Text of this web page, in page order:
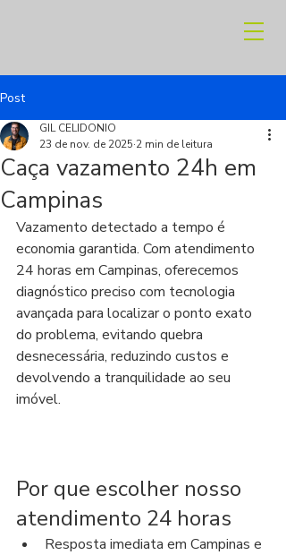
Post
Caça vazamento 24h em
Campinas
GIL CELIDONIO
23 de nov. de 2025 2 min de leitura
Vazamento detectado a tempo é
economia garantida. Com atendimento
24 horas em Campinas, oferecemos
diagnóstico preciso com tecnologia
avançada para localizar o ponto exato
do problema, evitando quebra
desnecessária, reduzindo custos e
devolvendo a tranquilidade ao seu
imóvel.
Por que escolher nosso
atendimento 24 horas
Resposta imediata em Campinas e